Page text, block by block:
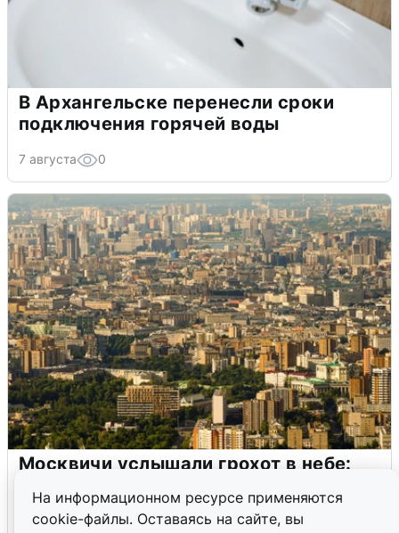
На информационном ресурсе применяются
cookie-файлы. Оставаясь на сайте, вы
В Архангельске перенесли сроки
подключения горячей воды
7 августа 0
Москвичи услышали грохот в небе:
7 августа 0